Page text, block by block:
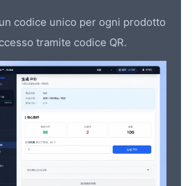
codice unico per ogni prodotto
tramite codice QR.